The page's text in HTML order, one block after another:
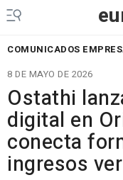
COMUNICADOS
8 DE MAYO DE 2026
Ostathi
digital en
conecta
ingresos